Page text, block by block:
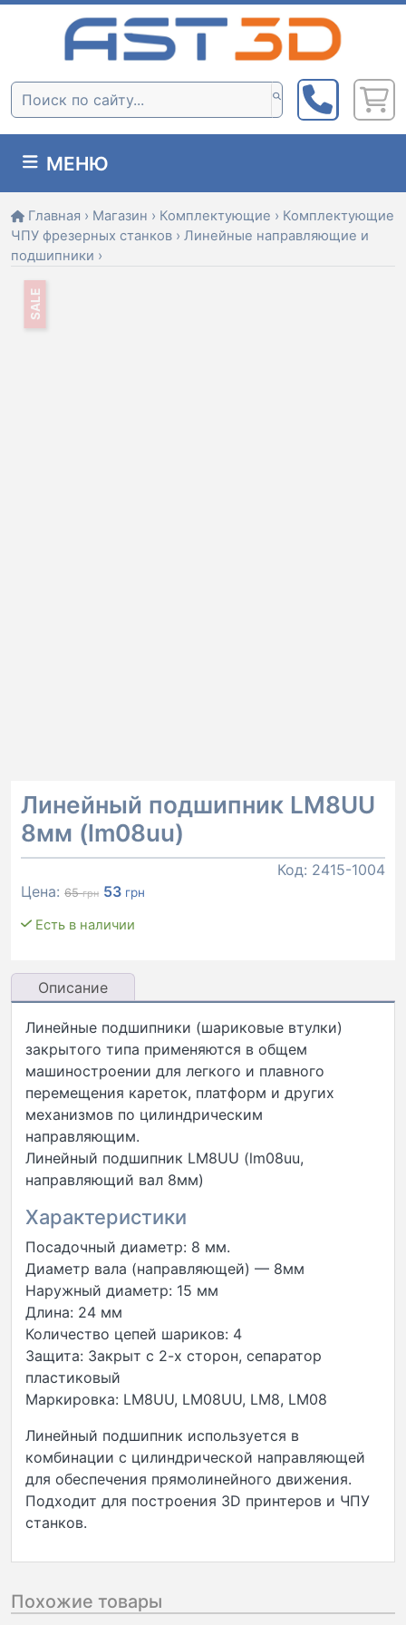
Skip
Поиск:
МЕНЮ
Главная › Магазин › Комплектующие › Комплектующие
ЧПУ фрезерных станков › Линейные направляющие и
подшипники ›
SALE
Линейный подшипник LM8UU
8мм (lm08uu)
Код: 2415-1004
Цена:65грн Первоначальная
составляла
53 грн
Есть в наличии
Описание
Линейные подшипники (шариковые втулки)
закрытого типа применяются в общем
машиностроении для легкого и плавного
перемещения кареток, платформ и других
механизмов по цилиндрическим
направляющим.
Линейный подшипник LM8UU (lm08uu,
направляющий вал 8мм)
Характеристики
Посадочный диаметр: 8 мм.
Диаметр вала (направляющей) — 8мм
Наружный диаметр: 15 мм
Длина: 24 мм
Количество цепей шариков: 4
Защита: Закрыт с 2-х сторон, сепаратор
пластиковый
Маркировка: LM8UU, LM08UU, LM8, LM08
Линейный подшипник используется в
комбинации с цилиндрической направляющей
для обеспечения прямолинейного движения.
Подходит для построения 3D принтеров и ЧПУ
станков.
Похожие товары